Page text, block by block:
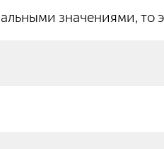
значениями, то